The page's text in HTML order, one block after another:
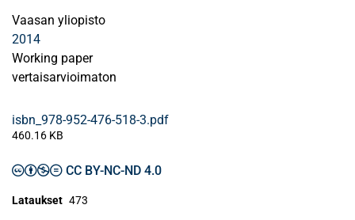
Vaasan yliopisto
2014
Working paper
vertaisarvioimaton
isbn_978-952-476-518-3.pdf
460.16 KB
CC BY-NC-ND 4.0
Lataukset 473